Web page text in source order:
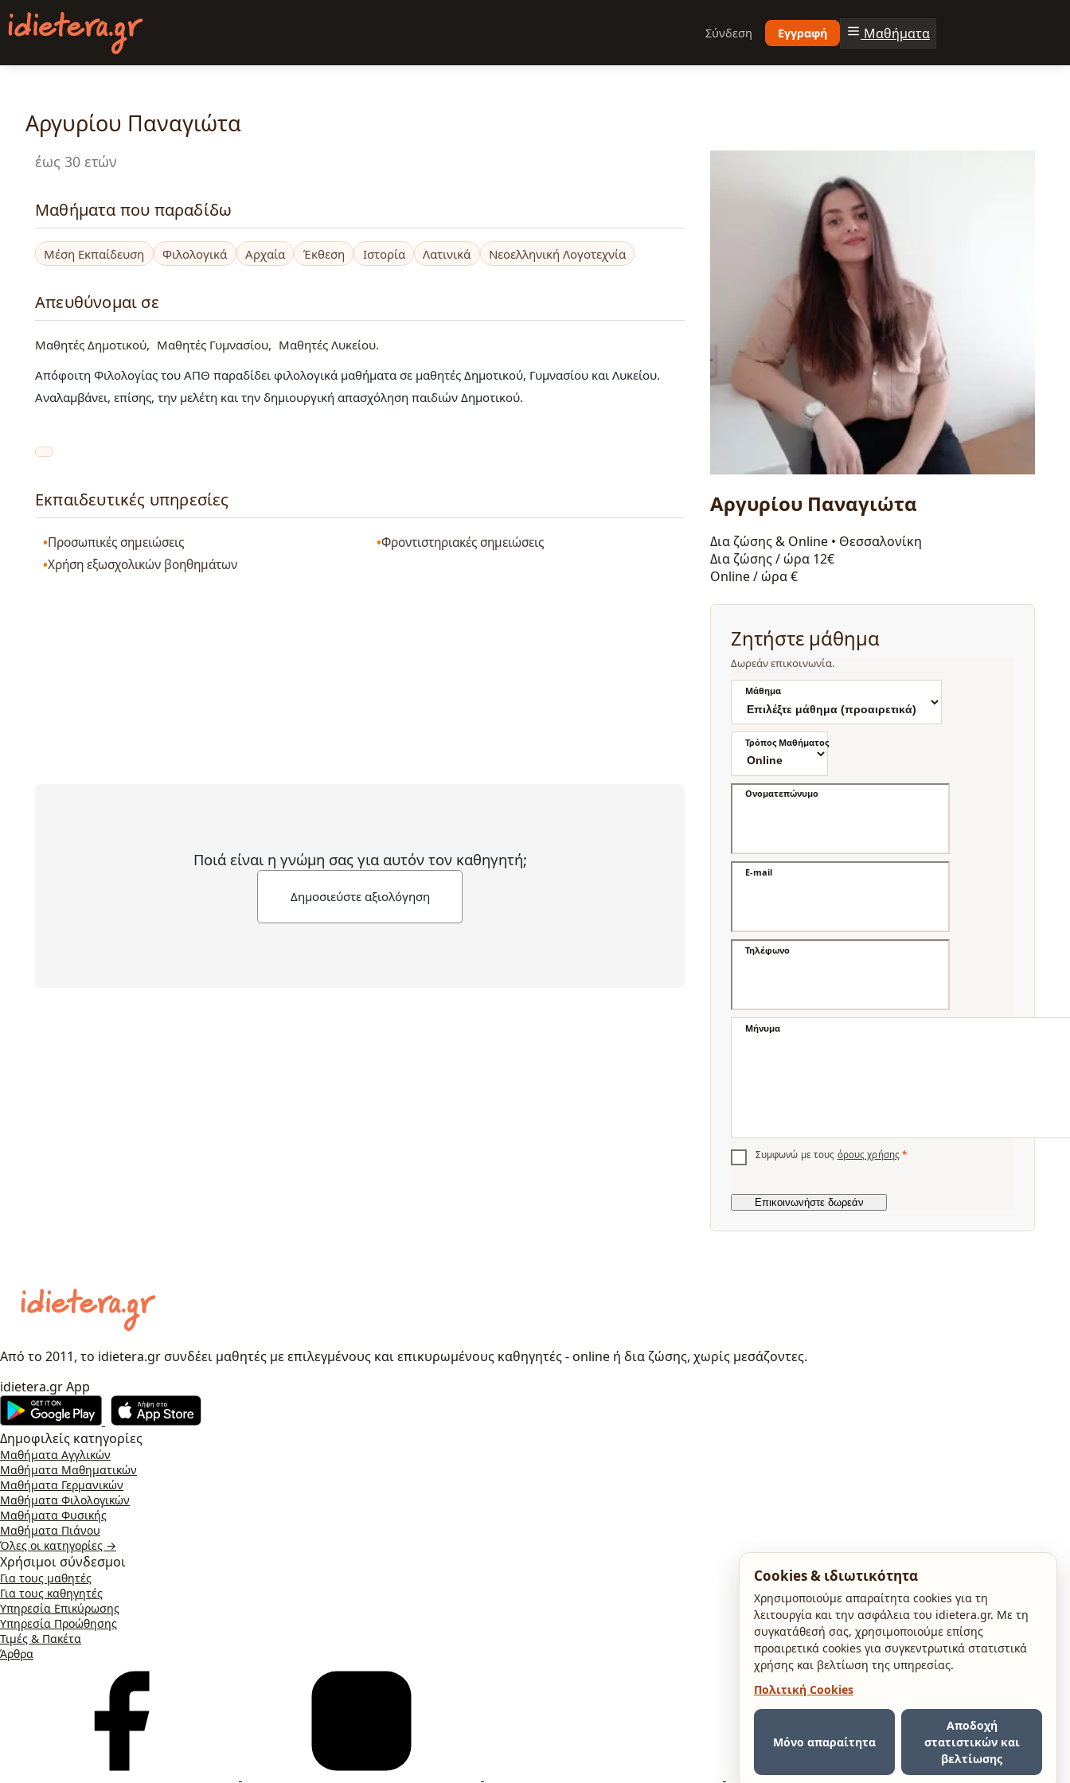
Παράκαμψη
προς
κυρίως
Σύνδεση Εγγραφή Μαθήματα
Αργυρίου Παναγιώτα
έως 30 ετών
Μαθήματα που παραδίδω
Μέση Εκπαίδευση Φιλολογικά Αρχαία Έκθεση Ιστορία Λατινικά Νεοελληνική Λογοτεχνία
Απευθύνομαι σε
Μαθητές Δημοτικού Μαθητές Γυμνασίου
Μαθητές Λυκείου
Απόφοιτη Φιλολογίας του ΑΠΘ παραδίδει φιλολογικά μαθήματα σε μαθητές Δημοτικού, Γυμνασίου και Λυκείου.
Αναλαμβάνει, επίσης, την μελέτη και την δημιουργική απασχόληση παιδιών Δημοτικού.
Εκπαιδευτικές υπηρεσίες
Προσωπικές σημειώσεις
Φροντιστηριακές σημειώσεις
Χρήση εξωσχολικών βοηθημάτων
Ποιά είναι η γνώμη σας για αυτόν τον καθηγητή;
Δημοσιεύστε αξιολόγηση
Αργυρίου Παναγιώτα
Δια ζώσης & Online • Θεσσαλονίκη
Δια ζώσης / ώρα 12€
Online / ώρα€
Ζητήστε μάθημα
Δωρεάν επικοινωνία.
Μάθημα
Τρόπος Μαθήματος
Ονοματεπώνυμο
E-mail
Τηλέφωνο
Μήνυμα
Συμφωνώ με τους όρους χρήσης *
Από το 2011, το idietera.gr συνδέει μαθητές με επιλεγμένους και επικυρωμένους καθηγητές - online ή δια ζώσης, χωρίς μεσάζοντες.
idietera.gr App
Δημοφιλείς κατηγορίες
Μαθήματα Αγγλικών
Μαθήματα Μαθηματικών
Μαθήματα Γερμανικών
Μαθήματα Φιλολογικών
Μαθήματα Φυσικής
Μαθήματα Πιάνου
Όλες οι κατηγορίες →
Χρήσιμοι σύνδεσμοι
Για τους μαθητές
Για τους καθηγητές
Υπηρεσία Επικύρωσης
Υπηρεσία Προώθησης
Τιμές & Πακέτα
Άρθρα
Cookies & ιδιωτικότητα
Χρησιμοποιούμε απαραίτητα cookies για τη
λειτουργία και την ασφάλεια του idietera.gr. Με τη
συγκατάθεσή σας, χρησιμοποιούμε επίσης
προαιρετικά cookies για συγκεντρωτικά στατιστικά
χρήσης και βελτίωση της υπηρεσίας.
Πολιτική Cookies
Μόνο απαραίτητα
Αποδοχή
στατιστικών και
βελτίωσης